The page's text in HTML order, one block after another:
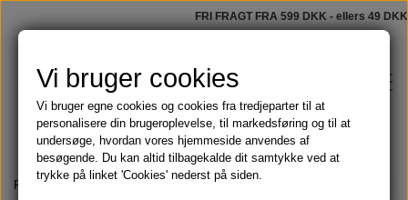
FRI FRAGT FRA 599 DKK - ellers 49 DKK
Shop
Forside Tilbehør Opbevaring & Rejse
Vi bruger cookies
Vi bruger egne cookies og cookies fra tredjeparter til at
personalisere din brugeroplevelse, til markedsføring og til at
undersøge, hvordan vores hjemmeside anvendes af
besøgende. Du kan altid tilbagekalde dit samtykke ved at
trykke på linket 'Cookies' nederst på siden.